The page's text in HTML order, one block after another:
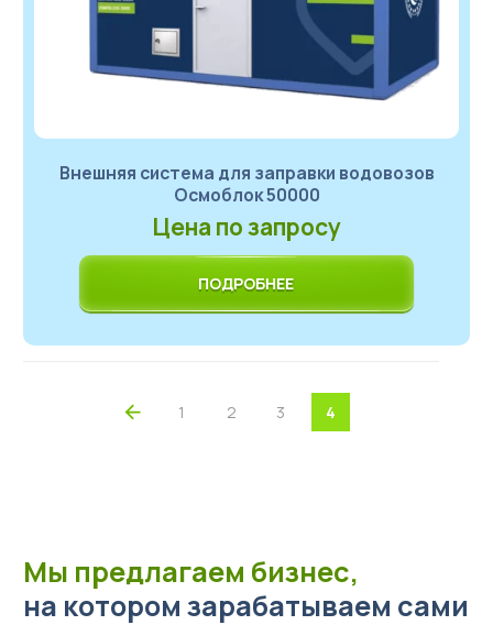
Внешняя система для заправки водовозов
Осмоблок 50000
Цена по запросу
ПОДРОБНЕЕ
1 2 3 4
Мы предлагаем бизнес,
на котором зарабатываем сами